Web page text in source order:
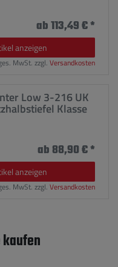
ab 113,49 € *
anzeigen
MwSt. zzgl. Versandkosten
Low 3-216 UK
Klasse
ab 88,90 € *
anzeigen
MwSt. zzgl. Versandkosten